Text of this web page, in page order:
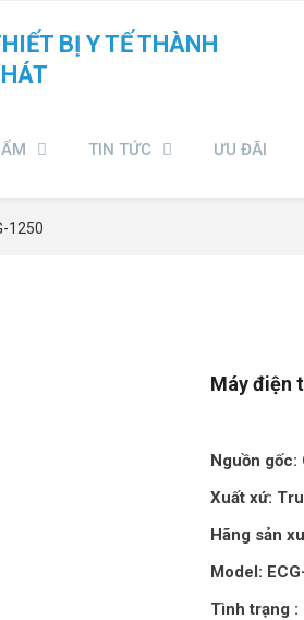
BỊ Y TẾ THÀNH
TIN TỨC ƯU ĐÃI
1250
Máy điện
Nguồn gốc:
Xuất xứ:
Hãng sản
Model:
Tình trạng :